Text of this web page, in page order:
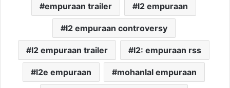
empuraan trailer l2 empuraan
l2 empuraan controversy
l2 empuraan trailer l2: empuraan rss
l2e empuraan mohanlal empuraan